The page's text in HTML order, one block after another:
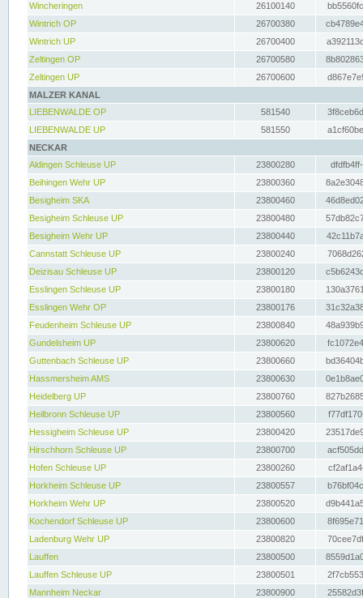
Wincheringen
26100140
Wintrich OP
26700380
Wintrich UP
26700400
Zeltingen OP
26700580
Zeltingen UP
26700600
MALZER KANAL
LIEBENWALDE OP
581540
LIEBENWALDE UP
581550
NECKAR
Aldingen Schleuse UP
23800280
Beihingen Wehr UP
23800360
Besigheim SKA
23800460
Besigheim Schleuse UP
23800480
Besigheim Wehr UP
23800440
Cannstatt Schleuse UP
23800240
Deizisau Schleuse UP
23800120
Esslingen Schleuse UP
23800180
Esslingen Wehr OP
23800176
Feudenheim Schleuse UP
23800840
Gundelsheim UP
23800620
Guttenbach Schleuse UP
23800660
Hassmersheim AMS
23800630
Heidelberg UP
23800760
Heilbronn Schleuse UP
23800560
Hessigheim Schleuse UP
23800420
Hirschhorn Schleuse UP
23800700
Hofen Schleuse UP
23800260
Horkheim Schleuse UP
23800557
Horkheim Wehr UP
23800520
Kochendorf Schleuse UP
23800600
Ladenburg Wehr UP
23800820
Lauffen
23800500
Lauffen Schleuse UP
23800501
Mannheim Neckar
23800900